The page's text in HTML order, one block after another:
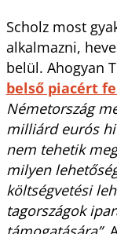
Scholz most
alkalmazni,
belül. Ahogyan
belső piacért
Németország
milliárd eurós
nem tehetik
milyen
költségvetési
tagországok